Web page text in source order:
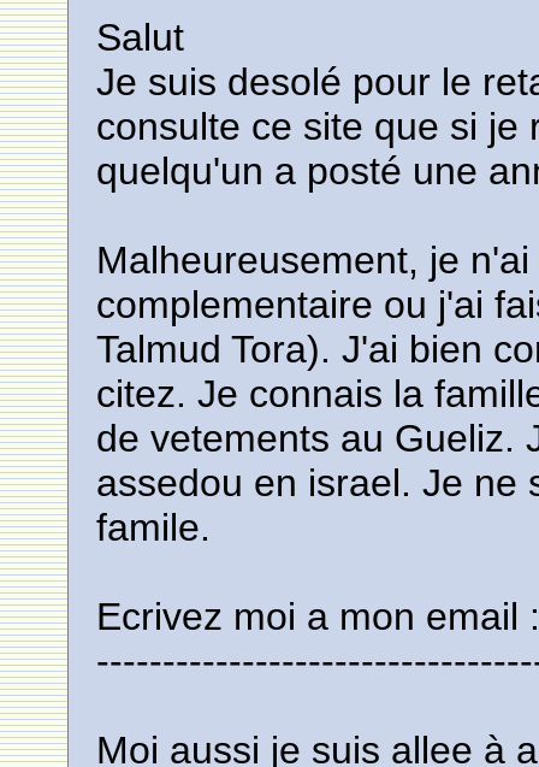
Salut
Je suis desolé pour le
consulte ce site que si je
quelqu'un a posté une
Malheureusement, je
complementaire ou j'ai
Talmud Tora). J'ai bien
citez. Je connais la
de vetements au Gueliz.
assedou en israel. Je ne
famile.
Ecrivez moi a mon email
Moi aussi je suis allee à